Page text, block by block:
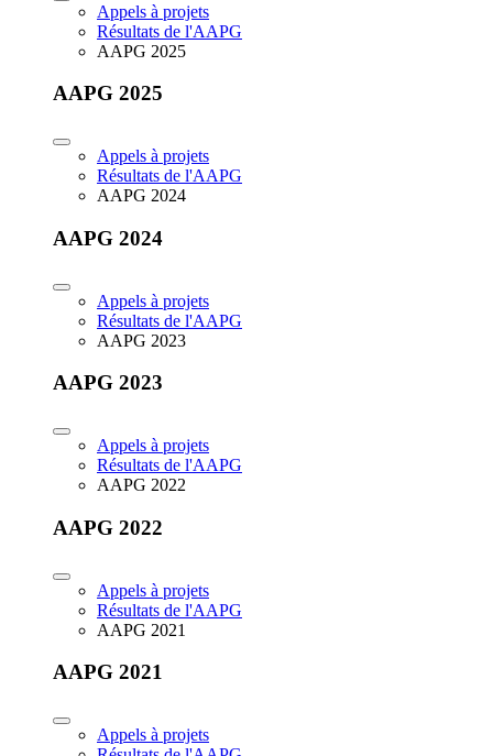
Appels à projets
Résultats de l'AAPG
AAPG 2025
AAPG 2025
Appels à projets
Résultats de l'AAPG
AAPG 2024
AAPG 2024
Appels à projets
Résultats de l'AAPG
AAPG 2023
AAPG 2023
Appels à projets
Résultats de l'AAPG
AAPG 2022
AAPG 2022
Appels à projets
Résultats de l'AAPG
AAPG 2021
AAPG 2021
Appels à projets